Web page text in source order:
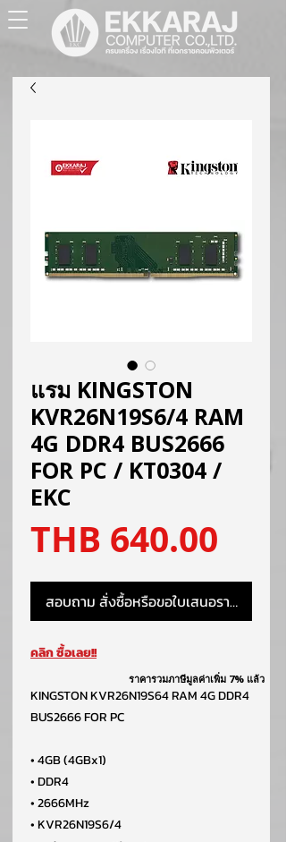
แรม KINGSTON
KVR26N19S6/4 RAM
4G DDR4 BUS2666
FOR PC / KT0304 /
EKC
THB 640.00
สอบถาม สั่งซื้อหรือขอใบเสนอราคา
คลิก ซื้อเลย!!
KINGSTON KVR26N19S64 RAM 4G DDR4
BUS2666 FOR PC
• 4GB (4GBx1)
• DDR4
• 2666MHz
• KVR26N19S6/4
ราคารวมภาษีมูลค่าเพิ่ม 7% แล้ว